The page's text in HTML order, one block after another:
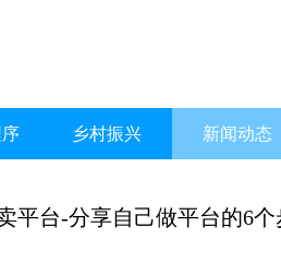
乡村振兴 新闻动态
平台-分享自己做平台的6个